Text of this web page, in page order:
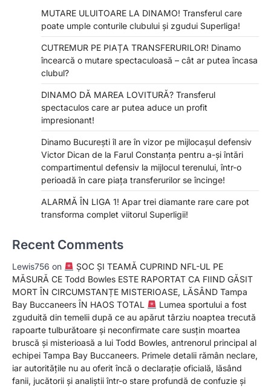
MUTARE ULUITOARE LA DINAMO! Transferul care
poate umple conturile clubului și zgudui Superliga!
CUTREMUR PE PIAȚA TRANSFERURILOR! Dinamo
încearcă o mutare spectaculoasă – cât ar putea încasa
clubul?
DINAMO DĂ MAREA LOVITURĂ? Transferul
spectaculos care ar putea aduce un profit
impresionant!
Dinamo București îl are în vizor pe mijlocașul defensiv
Victor Dican de la Farul Constanța pentru a-și întări
compartimentul defensiv la mijlocul terenului, într-o
perioadă în care piața transferurilor se încinge!
ALARMĂ ÎN LIGA 1! Apar trei diamante rare care pot
transforma complet viitorul Superligii!
Recent Comments
Lewis756 on
ȘOC ȘI TEAMĂ CUPRIND NFL-UL PE
MĂSURĂ CE Todd Bowles ESTE RAPORTAT CA FIIND GĂSIT
MORT ÎN CIRCUMSTANȚE MISTERIOASE, LĂSÂND Tampa
Bay Buccaneers ÎN HAOS TOTAL
Lumea sportului a fost
zguduită din temelii după ce au apărut târziu noaptea trecută
rapoarte tulburătoare și neconfirmate care susțin moartea
bruscă și misterioasă a lui Todd Bowles, antrenorul principal al
echipei Tampa Bay Buccaneers. Primele detalii rămân neclare,
iar autoritățile nu au oferit încă o declarație oficială, lăsând
fanii, jucătorii și analiștii într-o stare profundă de confuzie și